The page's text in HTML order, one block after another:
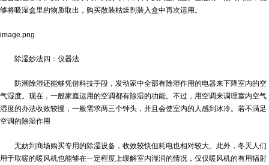
够将吸湿盒里的物质取出，购买散装枯燥剂装入盒中再次运用。
image.png
除湿妙法四：仪器法
防潮除湿还能够凭借科技手段，发动家中全部有除湿作用的电器来下降室内的空
气湿度。现在，一般家庭运用的空调都有除湿的功能。不过，用空调来调理室内空气
湿度的办法收效较慢，一般需求两三个钟头，并且会使室内的人感到冰冷。若不满足
空调的除湿作用
无妨到商场购买专用的除湿设备，收效较快但耗电也相对较大。此外，冬天人们
用于取暖的暖风机也能够在一定程度上缓解室内湿润的情况，仅仅暖风机的有用辐射